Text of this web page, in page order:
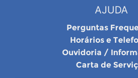
AJUDA
Perguntas
Horários e
Ouvidoria /
Carta de